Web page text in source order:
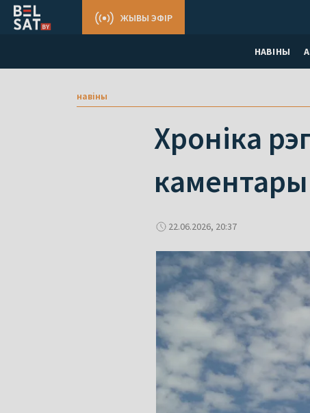
НАВІНЫ
ЖЫВЫ ЭФІР
навіны
Хроніка
22.06.2026, 20:37